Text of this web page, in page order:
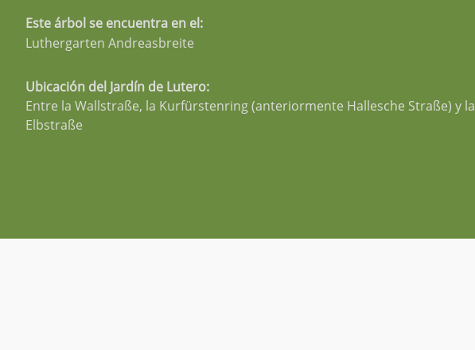
Este árbol se encuentra en el:
Luthergarten Andreasbreite
Ubicación del Jardín de Lutero:
Entre la Wallstraße, la Kurfürstenring (anteriormente Hallesche Straße) y la
Elbstraße